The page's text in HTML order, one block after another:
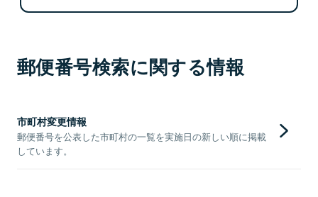
郵便番号検索に関する情報
市町村変更情報
郵便番号を公表した市町村の一覧を実施日の新しい順に掲載
しています。